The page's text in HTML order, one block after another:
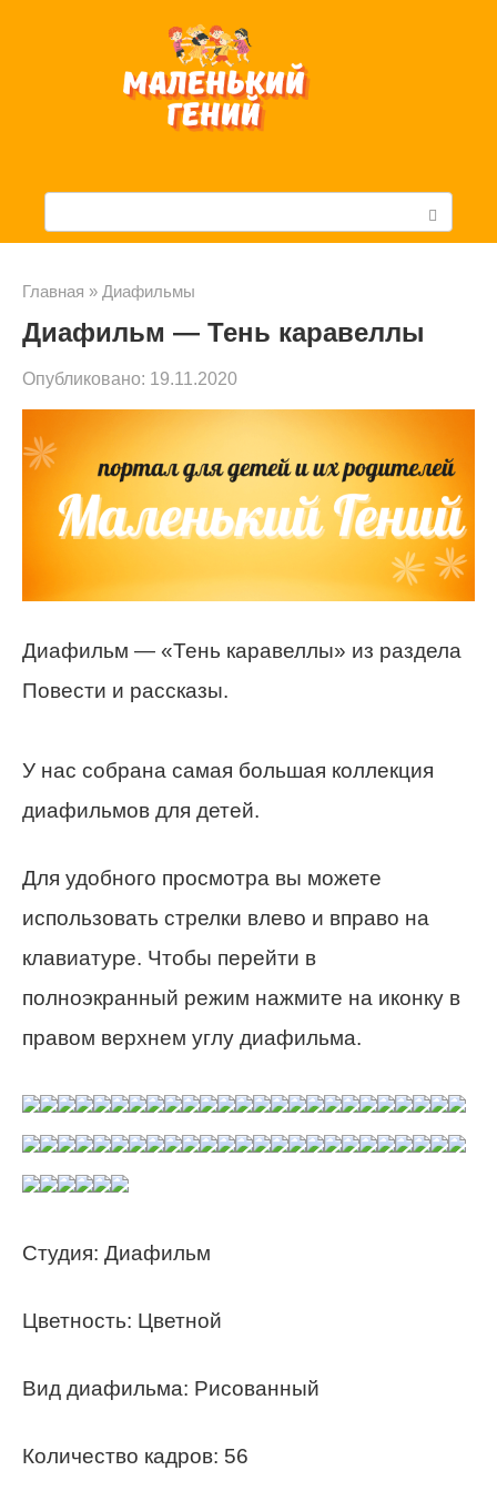
с
:
Главная » Диафильмы
Диафильм — Тень каравеллы
Опубликовано: 19.11.2020
Диафильм — «Тень каравеллы» из раздела
Повести и рассказы.
У нас собрана самая большая коллекция
диафильмов для детей.
Для удобного просмотра вы можете
использовать стрелки влево и вправо на
клавиатуре. Чтобы перейти в
полноэкранный режим нажмите на иконку в
правом верхнем углу диафильма.
Студия: Диафильм
Цветность: Цветной
Вид диафильма: Рисованный
Количество кадров: 56